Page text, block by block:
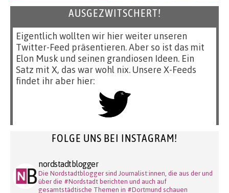
AUSGEZWITSCHERT!
Eigentlich wollten wir hier weiter unseren
Twitter-Feed präsentieren. Aber so ist das mit
Elon Musk und seinen grandiosen Ideen. Ein
Satz mit X, das war wohl nix. Unsere X-Feeds
findet ihr aber hier:
FOLGE UNS BEI INSTAGRAM!
nordstadtblogger
Die Nordstadtblogger sind Journalist:innen, die aus der und
über die #Nordstadt berichten und auch auf
gesamtstädtische Themen in #Dortmund schauen